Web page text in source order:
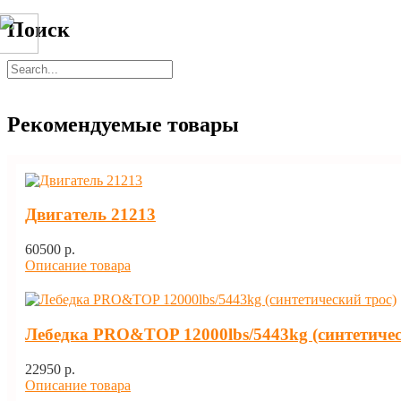
Поиск
Рекомендуемые товары
Двигатель 21213
60500 p.
Описание товара
Лебедка PRO&TOP 12000lbs/5443kg
22950 p.
Описание товара